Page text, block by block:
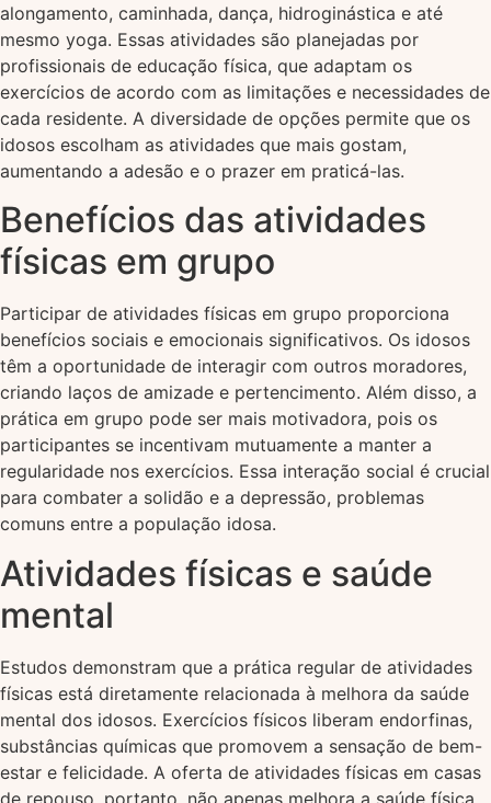
alongamento, caminhada, dança, hidroginástica e até
mesmo yoga. Essas atividades são planejadas por
profissionais de educação física, que adaptam os
exercícios de acordo com as limitações e necessidades de
cada residente. A diversidade de opções permite que os
idosos escolham as atividades que mais gostam,
aumentando a adesão e o prazer em praticá-las.
Benefícios das atividades
físicas em grupo
Participar de atividades físicas em grupo proporciona
benefícios sociais e emocionais significativos. Os idosos
têm a oportunidade de interagir com outros moradores,
criando laços de amizade e pertencimento. Além disso, a
prática em grupo pode ser mais motivadora, pois os
participantes se incentivam mutuamente a manter a
regularidade nos exercícios. Essa interação social é crucial
para combater a solidão e a depressão, problemas
comuns entre a população idosa.
Atividades físicas e saúde
mental
Estudos demonstram que a prática regular de atividades
físicas está diretamente relacionada à melhora da saúde
mental dos idosos. Exercícios físicos liberam endorfinas,
substâncias químicas que promovem a sensação de bem-
estar e felicidade. A oferta de atividades físicas em casas
de repouso, portanto, não apenas melhora a saúde física,